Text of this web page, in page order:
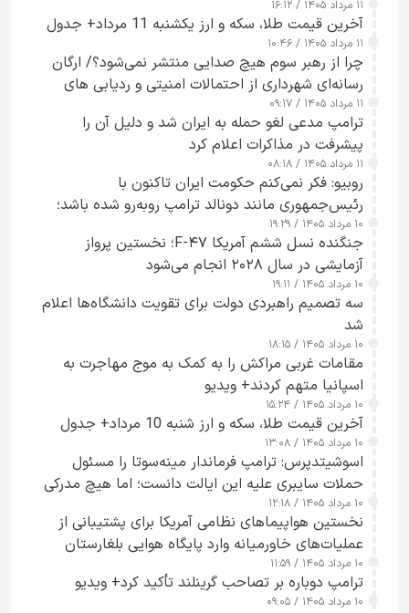
۱۱ مرداد ۱۴۰۵ / ۱۶:۱۲
آخرین قیمت طلا، سکه و ارز یکشنبه 11 مرداد+ جدول
۱۱ مرداد ۱۴۰۵ / ۱۰:۴۶
چرا از رهبر سوم هیچ صدایی منتشر نمی‌شود؟/ ارگان
رسانه‌ای شهرداری از احتمالات امنیتی و ردیابی های
جاسوسی گفت
۱۱ مرداد ۱۴۰۵ / ۰۹:۱۷
ترامپ مدعی لغو حمله به ایران شد و دلیل آن را
پیشرفت در مذاکرات اعلام کرد
۱۱ مرداد ۱۴۰۵ / ۰۸:۱۸
روبیو: فکر نمی‌کنم حکومت ایران تاکنون با
رئیس‌جمهوری مانند دونالد ترامپ روبه‌رو شده باشد؛
کسی که واقعاً دست به اقدام می‌زند
۱۰ مرداد ۱۴۰۵ / ۱۹:۲۹
جنگنده نسل ششم آمریکا F-۴۷؛ نخستین پرواز
آزمایشی در سال ۲۰۲۸ انجام می‌شود
۱۰ مرداد ۱۴۰۵ / ۱۹:۱۱
سه تصمیم راهبردی دولت برای تقویت دانشگاه‌ها اعلام
شد
۱۰ مرداد ۱۴۰۵ / ۱۸:۱۵
مقامات غربی مراکش را به کمک به موج مهاجرت به
اسپانیا متهم کردند+ ویدیو
۱۰ مرداد ۱۴۰۵ / ۱۵:۲۴
آخرین قیمت طلا، سکه و ارز شنبه 10 مرداد+ جدول
۱۰ مرداد ۱۴۰۵ / ۱۳:۰۸
اسوشیتدپرس: ترامپ فرماندار مینه‌سوتا را مسئول
حملات سایبری علیه این ایالت دانست؛ اما هیچ مدرکی
ارائه نکرد
۱۰ مرداد ۱۴۰۵ / ۱۲:۱۸
نخستین هواپیماهای نظامی آمریکا برای پشتیبانی از
عملیات‌های خاورمیانه وارد پایگاه هوایی بلغارستان
شدند
۱۰ مرداد ۱۴۰۵ / ۱۱:۵۹
ترامپ دوباره بر تصاحب گرینلند تأکید کرد+ ویدیو
۱۰ مرداد ۱۴۰۵ / ۰۹:۰۵